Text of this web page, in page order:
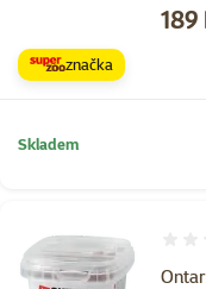
189
značka
Skladem